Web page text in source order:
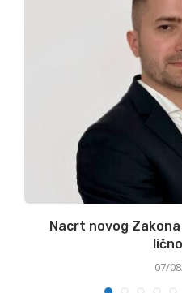
Nacrt novog
07/